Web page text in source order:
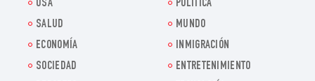
USA
POLITICA
SALUD
MUNDO
ECONOMÍA
INMIGRACIÓN
SOCIEDAD
ENTRETENIMIENTO